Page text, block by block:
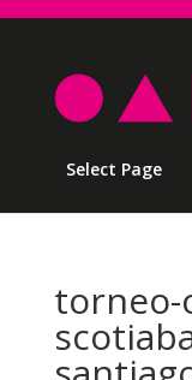
Select Page
torneo-